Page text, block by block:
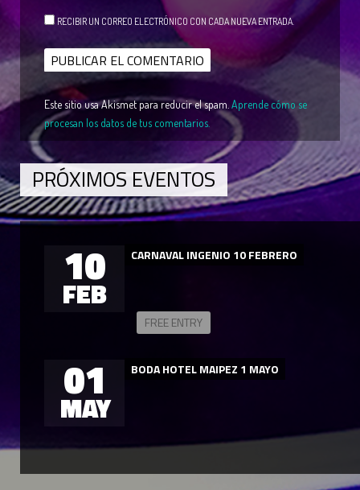
RECIBIR UN CORREO ELECTRÓNICO CON CADA NUEVA ENTRADA.
Este sitio usa Akismet para reducir el spam. Aprende cómo se
procesan los datos de tus comentarios.
PRÓXIMOS EVENTOS
10
FEB
CARNAVAL INGENIO 10 FEBRERO
FREE ENTRY
01
MAY
BODA HOTEL MAIPEZ 1 MAYO